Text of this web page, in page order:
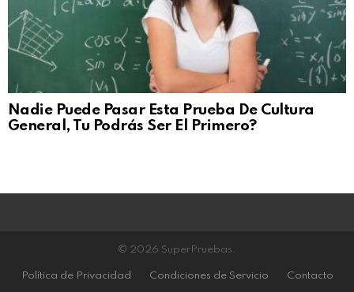
Nadie Puede Pasar Esta Prueba De Cultura
General, Tu Podrás Ser El Primero?
© 2026 SuperPruebas.
Política de Privacidad Condiciones de Servicio Contacto